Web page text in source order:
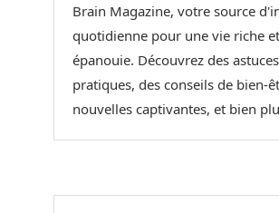
Brain Magazine, votre source
quotidienne pour une vie riche et
épanouie. Découvrez des astuces
pratiques, des conseils de bien-
nouvelles captivantes, et bien